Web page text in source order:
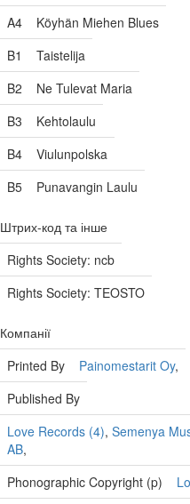
A4
Köyhän Miehen Blues
B1
Taistelija
B2
Ne Tulevat Maria
B3
Kehtolaulu
B4
Viulunpolska
B5
Punavangin Laulu
Штрих-код та інше
Rights Society: ncb
Rights Society: TEOSTO
Компанії
Printed By
Painomestarit Oy,
Published By
Love Records (4), Semenya
AB,
Phonographic Copyright (p)